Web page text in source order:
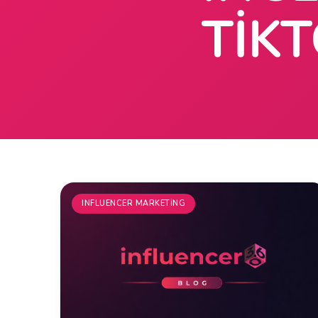
INFLUENCER MARKETING